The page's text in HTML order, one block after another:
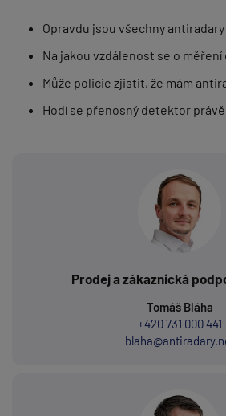
Opravdu jsou všechny
Na jakou vzdálenost se o měření
Může policie zjistit, že mám
Hodí se přenosný detektor
Prodej a zákaznická
Tomáš Bláha
+420 731 000 441